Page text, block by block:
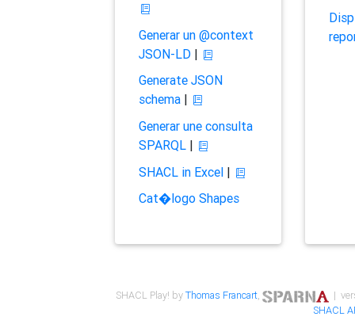
Generar un @context
JSON-LD|
Generate JSON
schema|
Generar une consulta
SPARQL|
SHACL in Excel|
Cat�logo Shapes
SHACL Play! byThomas Francart,
|
SHACL